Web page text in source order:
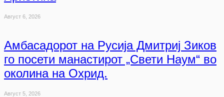
Август 6, 2026
Амбасадорот на Русија Дмитриј Зиков
го посети манастирот „Свети Наум“ во
околина на Охрид.
Август 5, 2026